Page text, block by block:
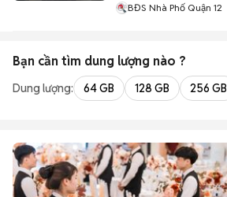
BĐS Nhà Phố Quận 12
Bạn cần tìm dung lượng nào ?
Dung lượng: 64 GB 128 GB 256 GB